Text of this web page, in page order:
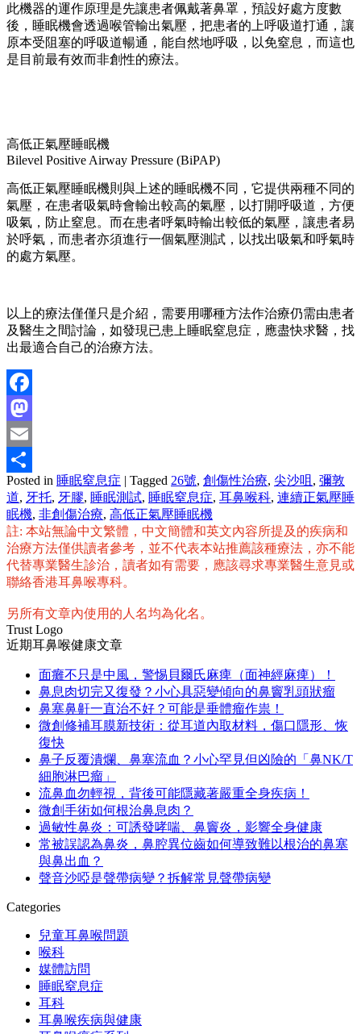
此機器的運作原理是先讓患者佩戴著鼻罩，預設好處方度數
後，睡眠機會透過喉管輸出氣壓，把患者的上呼吸道打通，讓
原本受阻塞的呼吸道暢通，能自然地呼吸，以免窒息，而這也
是目前最有效而非創性的療法。
高低正氣壓睡眠機
Bilevel Positive Airway Pressure (BiPAP)
高低正氣壓睡眠機則與上述的睡眠機不同，它提供兩種不同的
氣壓，在患者吸氣時會輸出較高的氣壓，以打開呼吸道，方便
吸氣，防止窒息。而在患者呼氣時輸出較低的氣壓，讓患者易
於呼氣，而患者亦須進行一個氣壓測試，以找出吸氣和呼氣時
的處方氣壓。
以上的療法僅僅只是介紹，需要用哪種方法作治療仍需由患者
及醫生之間討論，如發現已患上睡眠窒息症，應盡快求醫，找
出最適合自己的治療方法。
Facebook
Mastodon
Email
分
享
Posted in 睡眠窒息症 | Tagged 26號, 創傷性治療, 尖沙咀 , 彌敦
道, 牙托, 牙膠, 睡眠測試, 睡眠窒息症, 耳鼻喉科, 連續正氣壓睡
眠機, 非創傷治療, 高低正氣壓睡眠機
註: 本站無論中文繁體，中文簡體和英文內容所提及的疾病和
治療方法僅供讀者參考，並不代表本站推薦該種療法，亦不能
代替專業醫生診治，讀者如有需要，應該尋求專業醫生意見或
聯絡香港耳鼻喉專科。
另所有文章內使用的人名均為化名。
Trust Logo
近期耳鼻喉健康文章
面癱不只是中風，警惕貝爾氏麻痺（面神經麻痺）！
鼻息肉切完又復發？小心具惡變傾向的鼻竇乳頭狀瘤
鼻塞鼻鼾一直治不好？可能是垂體瘤作祟！
微創修補耳膜新技術：從耳道內取材料，傷口隱形、恢
復快
鼻子反覆潰爛、鼻塞流血？小心罕見但凶險的「鼻NK/T
細胞淋巴瘤」
流鼻血勿輕視，背後可能隱藏著嚴重全身疾病！
微創手術如何根治鼻息肉？
過敏性鼻炎：可誘發哮喘、鼻竇炎，影響全身健康
常被誤認為鼻炎，鼻腔異位齒如何導致難以根治的鼻塞
與鼻出血？
聲音沙啞是聲帶病變？拆解常見聲帶病變
Categories
兒童耳鼻喉問題
喉科
媒體訪問
睡眠窒息症
耳科
耳鼻喉疾病與健康